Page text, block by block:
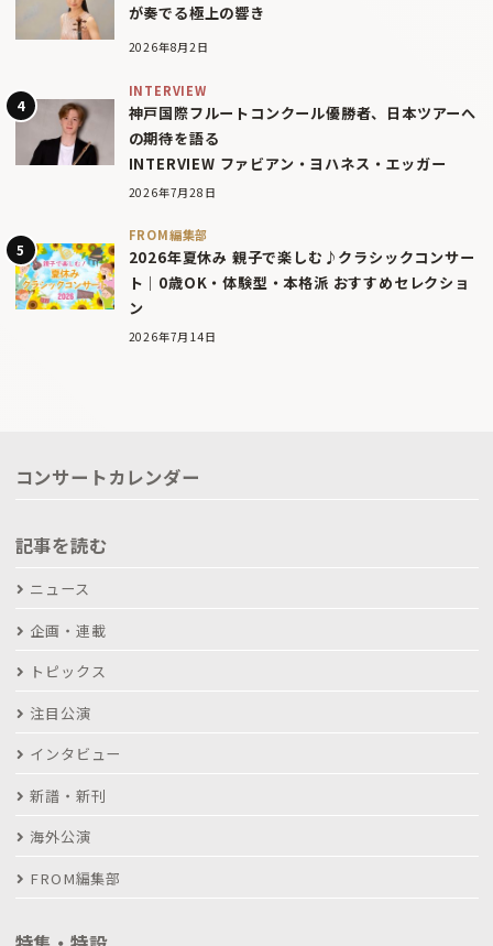
が奏でる極上の響き
2026年8月2日
INTERVIEW
神戸国際フルートコンクール優勝者、日本ツアーへ
の期待を語る
INTERVIEW ファビアン・ヨハネス・エッガー
2026年7月28日
FROM編集部
2026年夏休み 親子で楽しむ♪クラシックコンサー
ト｜0歳OK・体験型・本格派 おすすめセレクショ
ン
2026年7月14日
コンサートカレンダー
記事を読む
ニュース
企画・連載
トピックス
注目公演
インタビュー
新譜・新刊
海外公演
FROM編集部